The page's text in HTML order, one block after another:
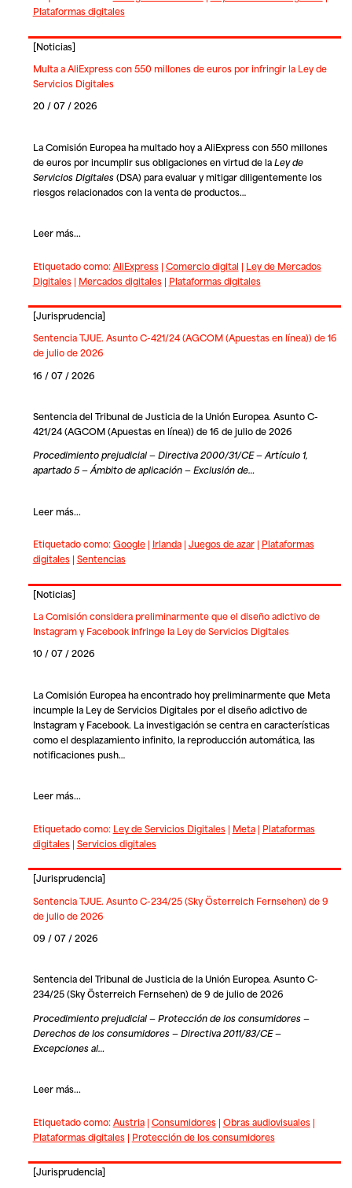
Plataformas digitales
[Noticias]
Multa a AliExpress con 550 millones de euros por infringir la Ley de
Servicios Digitales
20 / 07 / 2026
La Comisión Europea ha multado hoy aAliExpresscon 550 millones
de euros por incumplir sus obligaciones en virtud de laLey de
Servicios Digitales(DSA) para evaluar y mitigar diligentemente los
riesgos relacionados con la venta de productos…
Leer más...
Etiquetado como:AliExpress| Comercio digital | Ley de Mercados
Digitales| Mercados digitales| Plataformas digitales
[Jurisprudencia]
Sentencia TJUE. Asunto C-421/24 (AGCOM (Apuestas en línea)) de 16
de julio de 2026
16 / 07 / 2026
Sentencia del Tribunal de Justicia de la Unión Europea. Asunto C-
421/24 (AGCOM (Apuestas en línea)) de 16 de julio de 2026
Procedimiento prejudicial — Directiva 2000/31/CE — Artículo 1,
apartado 5 — Ámbito de aplicación — Exclusión de…
Leer más...
Etiquetado como:Google| Irlanda| Juegos de azar| Plataformas
digitales| Sentencias
[Noticias]
La Comisión considera preliminarmente que el diseño adictivo de
Instagram y Facebook infringe la Ley de Servicios Digitales
10 / 07 / 2026
La Comisión Europea ha encontrado hoy preliminarmente que Meta
incumple la Ley de Servicios Digitales por el diseño adictivo de
Instagram y Facebook. La investigación se centra en características
como el desplazamiento infinito, la reproducción automática, las
notificaciones push…
Leer más...
Etiquetado como: Ley de Servicios Digitales| Meta| Plataformas
digitales| Servicios digitales
[Jurisprudencia]
Sentencia TJUE. Asunto C-234/25 (Sky Österreich Fernsehen) de 9
de julio de 2026
09 / 07 / 2026
Sentencia del Tribunal de Justicia de la Unión Europea. Asunto C-
234/25 (Sky Österreich Fernsehen) de 9 de julio de 2026
Procedimiento prejudicial — Protección de los consumidores —
Derechos de los consumidores — Directiva 2011/83/CE —
Excepciones al…
Leer más...
Etiquetado como:Austria| Consumidores| Obras audiovisuales|
Plataformas digitales| Protección de los consumidores
[Jurisprudencia]